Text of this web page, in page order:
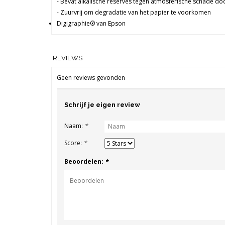
- Zuurvrij om degradatie van het papier te voorkomen
Digigraphie® van Epson
REVIEWS
Geen reviews gevonden
Schrijf je eigen review
Naam: *
Score: *
Beoordelen: *